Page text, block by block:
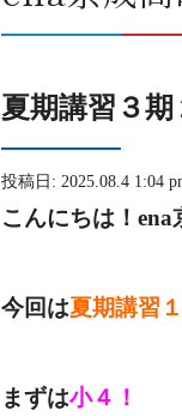
夏期講習３期
投稿日: 2025.08.4 1:04
こんにちは！ena
今回は夏期講習
まずは小４！